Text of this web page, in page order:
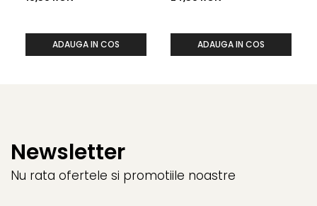
ADAUGA IN COS ADAUGA IN COS
Newsletter
Nu rata ofertele si promotiile noastre